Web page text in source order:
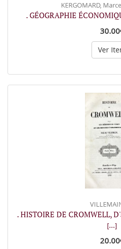
KERGOMARD,
. GÉOGRAPHIE
Ver
. HISTOIRE DE CROMWELL,
[...]